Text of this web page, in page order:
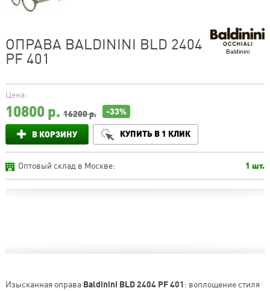
Baldinini
ОПРАВА BALDININI BLD 2404
PF 401
Цена:
10800р. 16200 р. -33%
В КОРЗИНУ КУПИТЬ В 1 КЛИК
Оптовый склад в Москве: 1 шт.
Изысканная оправа Baldinini BLD 2404 PF 401: воплощение стиля